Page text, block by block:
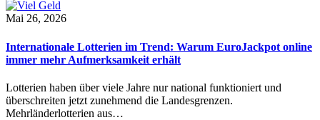
Mai 26, 2026
Internationale Lotterien im Trend: Warum EuroJackpot online
immer mehr Aufmerksamkeit erhält
Lotterien haben über viele Jahre nur national funktioniert und
überschreiten jetzt zunehmend die Landesgrenzen.
Mehrländerlotterien aus…